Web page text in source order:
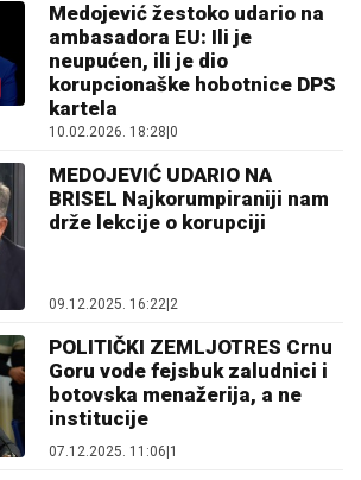
Medojević žestoko udario na
ambasadora EU: Ili je
neupućen, ili je dio
korupcionaške hobotnice DPS
kartela
10.02.2026. 18:28 0
MEDOJEVIĆ UDARIO NA
BRISEL Najkorumpiraniji nam
drže lekcije o korupciji
09.12.2025. 16:22 2
POLITIČKI ZEMLJOTRES Crnu
Goru vode fejsbuk zaludnici i
botovska menažerija, a ne
institucije
07.12.2025. 11:06|1